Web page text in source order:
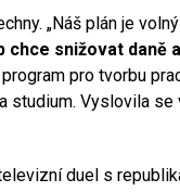
„Náš plán je
chce snižovat daně
pro tvorbu
studium. Vyslovila se
duel s